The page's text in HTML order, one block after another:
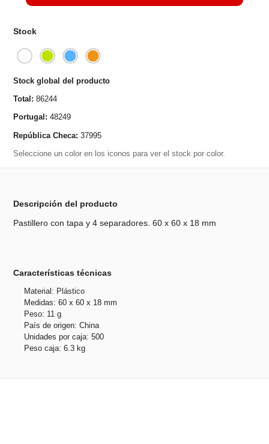
Stock
Stock global del producto
Total: 86244
Portugal: 48249
República Checa: 37995
Seleccione un color en los iconos para ver el stock por color.
Descripción del producto
Pastillero con tapa y 4 separadores. 60 x 60 x 18 mm
Características técnicas
Material: Plástico
Medidas: 60 x 60 x 18 mm
Peso: 11 g
País de origen: China
Unidades por caja: 500
Peso caja: 6.3 kg